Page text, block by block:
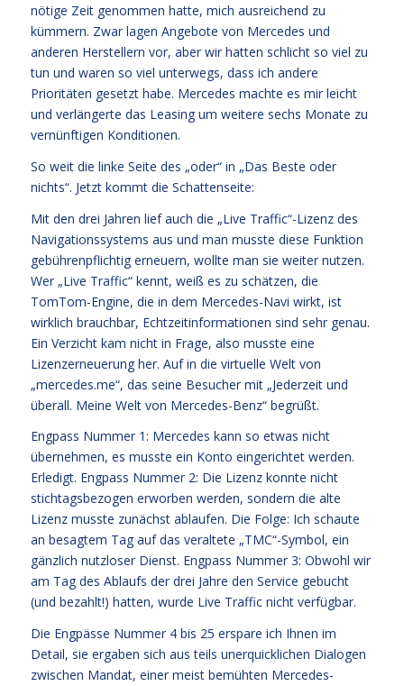
nötige Zeit genommen hatte, mich ausreichend zu
kümmern. Zwar lagen Angebote von Mercedes und
anderen Herstellern vor, aber wir hatten schlicht so viel zu
tun und waren so viel unterwegs, dass ich andere
Prioritäten gesetzt habe. Mercedes machte es mir leicht
und verlängerte das Leasing um weitere sechs Monate zu
vernünftigen Konditionen.
So weit die linke Seite des „oder“ in „Das Beste oder
nichts“. Jetzt kommt die Schattenseite:
Mit den drei Jahren lief auch die „Live Traffic“-Lizenz des
Navigationssystems aus und man musste diese Funktion
gebührenpflichtig erneuern, wollte man sie weiter nutzen.
Wer „Live Traffic“ kennt, weiß es zu schätzen, die
TomTom-Engine, die in dem Mercedes-Navi wirkt, ist
wirklich brauchbar, Echtzeitinformationen sind sehr genau.
Ein Verzicht kam nicht in Frage, also musste eine
Lizenzerneuerung her. Auf in die virtuelle Welt von
„mercedes.me“, das seine Besucher mit „Jederzeit und
überall. Meine Welt von Mercedes-Benz“ begrüßt.
Engpass Nummer 1: Mercedes kann so etwas nicht
übernehmen, es musste ein Konto eingerichtet werden.
Erledigt. Engpass Nummer 2: Die Lizenz konnte nicht
stichtagsbezogen erworben werden, sondern die alte
Lizenz musste zunächst ablaufen. Die Folge: Ich schaute
an besagtem Tag auf das veraltete „TMC“-Symbol, ein
gänzlich nutzloser Dienst. Engpass Nummer 3: Obwohl wir
am Tag des Ablaufs der drei Jahre den Service gebucht
(und bezahlt!) hatten, wurde Live Traffic nicht verfügbar.
Die Engpässe Nummer 4 bis 25 erspare ich Ihnen im
Detail, sie ergaben sich aus teils unerquicklichen Dialogen
zwischen Mandat, einer meist bemühten Mercedes-